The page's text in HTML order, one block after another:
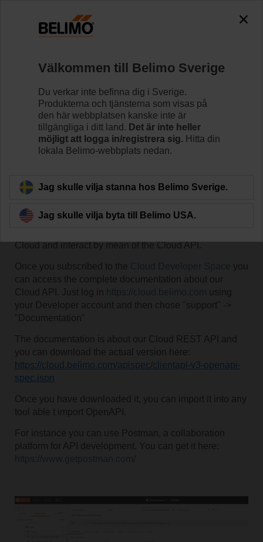
IoT för byggnader Belimo Digital Ecosystem
Hands on programming
Quick start
Cloud and interact by mean of the Cloud API.
Once you subscribed to the
you
can access the complete documentation about our
Cloud API. Just log in
using
your Developer account and then chose "support" ->
"Documentation"
The documentation is about our Cloud REST API and
you can download the actual version here:
https://cloud.belimo.com/apispec/clientapi-v3-openapi-
spec.json
Once you have downloaded it, you can import it into any
tool able t import OpenAPI.
For instance you can use Postman, a collaboration
platform for API development. You can get it here:
Välkommen till Belimo Sverige
Du verkar inte befinna dig i Sverige.
Produkterna och tjänsterna som visas på
den här webbplatsen kanske inte är
tillgängliga i ditt land. Det är inte heller
möjligt att logga in/registrera sig. Hitta din
lokala Belimo-webbplats nedan.
Jag skulle vilja stanna hos Belimo Sverige.
Jag skulle vilja byta till Belimo USA.